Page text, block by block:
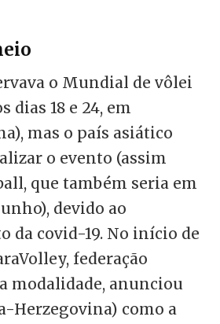
o Mundial de vôlei
dias 18 e 24, em
mas o país asiático
o evento (assim
que também seria em
devido ao
da covid-19. No início de
federação
modalidade, anunciou
Herzegovina) como a